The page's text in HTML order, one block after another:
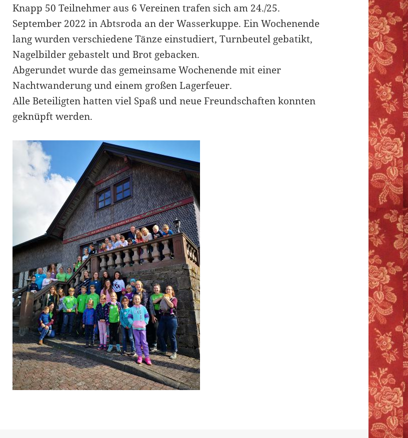
Knapp 50 Teilnehmer aus 6 Vereinen trafen sich am 24./25.
September 2022 in Abtsroda an der Wasserkuppe. Ein Wochenende
lang wurden verschiedene Tänze einstudiert, Turnbeutel gebatikt,
Nagelbilder gebastelt und Brot gebacken.
Abgerundet wurde das gemeinsame Wochenende mit einer
Nachtwanderung und einem großen Lagerfeuer.
Alle Beteiligten hatten viel Spaß und neue Freundschaften konnten
geknüpft werden.